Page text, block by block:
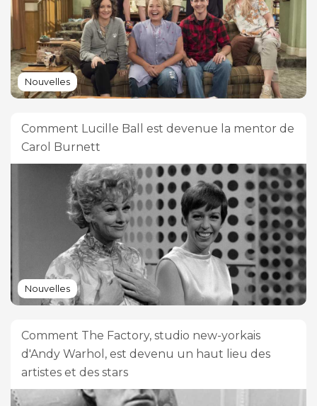
Nouvelles
Comment Lucille Ball est devenue la mentor de
Carol Burnett
Nouvelles
Comment The Factory, studio new-yorkais
d'Andy Warhol, est devenu un haut lieu des
artistes et des stars